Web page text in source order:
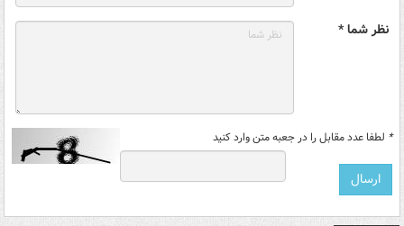
نظر شما *
* لطفا عدد مقابل را در جعبه متن وارد کنید